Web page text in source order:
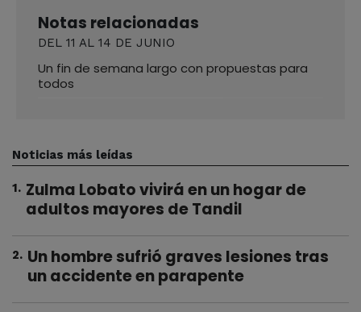
Notas relacionadas
DEL 11 AL 14 DE JUNIO
Un fin de semana largo con propuestas para
todos
Noticias más leídas
1. Zulma Lobato vivirá en un hogar de
adultos mayores de Tandil
2. Un hombre sufrió graves lesiones tras
un accidente en parapente